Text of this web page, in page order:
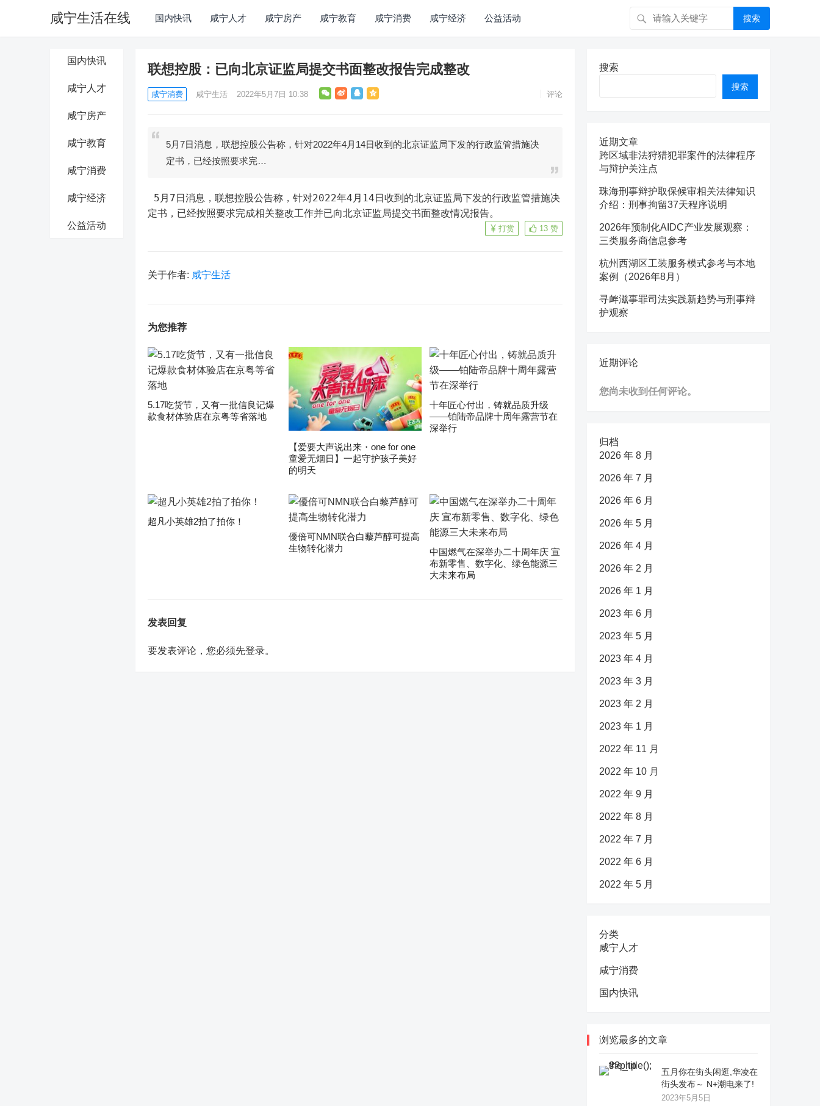
咸宁生活在线 国内快讯 咸宁人才 咸宁房产 咸宁教育 咸宁消费 咸宁经济 公益活动 搜索
国内快讯
咸宁人才
咸宁房产
咸宁教育
咸宁消费
咸宁经济
公益活动
联想控股：已向北京证监局提交书面整改报告完成整改
咸宁消费 咸宁生活 2022年5月7日 10:38 评论
5月7日消息，联想控股公告称，针对2022年4月14日收到的北京证监局下发的行政监管措施决
定书，已经按照要求完…
定书，已经按照要求完成相关整改工作并已向北京证监局提交书面整改情况报告。
13 赞
打赏
关于作者: 咸宁生活
为您推荐
5.17吃货节，又有一批信良记爆
款食材体验店在京粤等省落地
【爱要大声说出来・one for one
童爱无烟日】一起守护孩子美好
的明天
十年匠心付出，铸就品质升级
——铂陆帝品牌十周年露营节在
深举行
超凡小英雄2拍了拍你！
優倍可NMN联合白藜芦醇可提高
生物转化潜力
中国燃气在深举办二十周年庆 宣
布新零售、数字化、绿色能源三
大未来布局
发表回复
要发表评论，您必须先登录。
搜索
搜索
近期文章
跨区域非法狩猎犯罪案件的法律程序
与辩护关注点
珠海刑事辩护取保候审相关法律知识
介绍：刑事拘留37天程序说明
2026年预制化AIDC产业发展观察：
三类服务商信息参考
杭州西湖区工装服务模式参考与本地
案例（2026年8月）
寻衅滋事罪司法实践新趋势与刑事辩
护观察
近期评论
您尚未收到任何评论。
归档
2026 年 8 月
2026 年 7 月
2026 年 6 月
2026 年 5 月
2026 年 4 月
2026 年 2 月
2026 年 1 月
2023 年 6 月
2023 年 5 月
2023 年 4 月
2023 年 3 月
2023 年 2 月
2023 年 1 月
2022 年 11 月
2022 年 10 月
2022 年 9 月
2022 年 8 月
2022 年 7 月
2022 年 6 月
2022 年 5 月
分类
咸宁人才
咸宁消费
国内快讯
浏览最多的文章
五月你在街头闲逛,华凌在
街头发布～ N+潮电来了!
2023年5月5日